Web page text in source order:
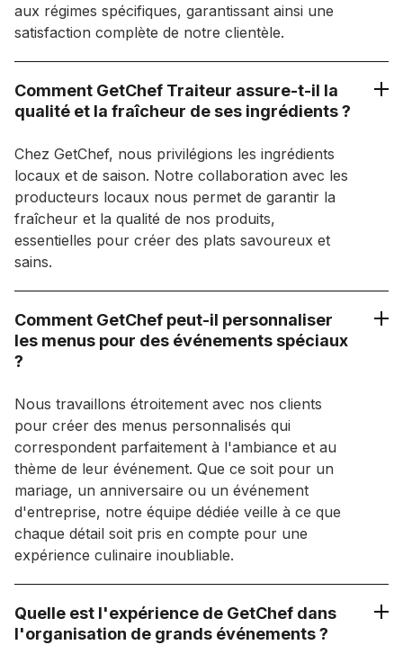
aux régimes spécifiques, garantissant ainsi une
satisfaction complète de notre clientèle.
Comment GetChef Traiteur assure-t-il la
qualité et la fraîcheur de ses ingrédients ?
Chez GetChef, nous privilégions les ingrédients
locaux et de saison. Notre collaboration avec les
producteurs locaux nous permet de garantir la
fraîcheur et la qualité de nos produits,
essentielles pour créer des plats savoureux et
sains.
Comment GetChef peut-il personnaliser
les menus pour des événements spéciaux
?
Nous travaillons étroitement avec nos clients
pour créer des menus personnalisés qui
correspondent parfaitement à l'ambiance et au
thème de leur événement. Que ce soit pour un
mariage, un anniversaire ou un événement
d'entreprise, notre équipe dédiée veille à ce que
chaque détail soit pris en compte pour une
expérience culinaire inoubliable.
Quelle est l'expérience de GetChef dans
l'organisation de grands événements ?